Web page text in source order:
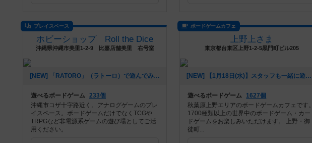
プレイスペース
ホビーショップ Roll the Dice
沖縄県沖縄市美里1-2-9 比嘉店舗美里 右号室
[NEW] 「RATORO」（ラトーロ）で遊んでみませんか？（2023年06月10日 18時48分）
遊べるボードゲーム 233個
沖縄市コザ十字路近く。アナログゲームのプレ
イスペース。ボードゲームだけでなくTCGや
TRPGなど非電源系ゲームの遊び場としてご活
用ください。
ボードゲームカフェ
上野上さま
東京都台東区上野1-2-5黒門町ビル205
[NEW] 【1月18日(水)】スタッフも一緒に遊ぶ会＠池袋上さま（2023年01月09日 23時09分）
遊べるボードゲーム
1627個
秋葉原上野エリアのボードゲームカフェです。
1700種類以上の世界中のボードゲーム・カー
ドゲームをお楽しみいただけます。 上野・御
徒町...